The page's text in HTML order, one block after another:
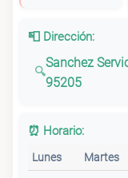
📮 Dirección:
Sanchez
95205
⏰ Horario:
Lunes Martes